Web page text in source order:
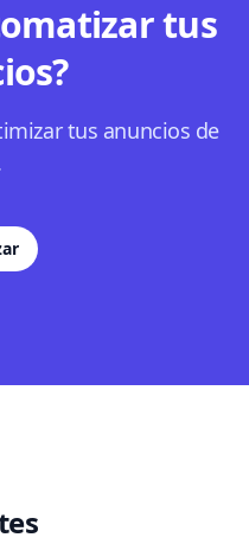
tus
tus anuncios de